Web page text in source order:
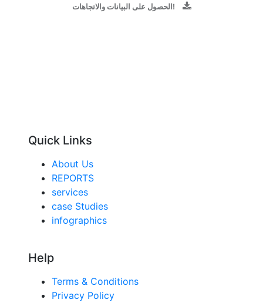
الحصول على البيانات والاتجاهات!
Quick Links
About Us
REPORTS
services
case Studies
infographics
Help
Terms & Conditions
Privacy Policy